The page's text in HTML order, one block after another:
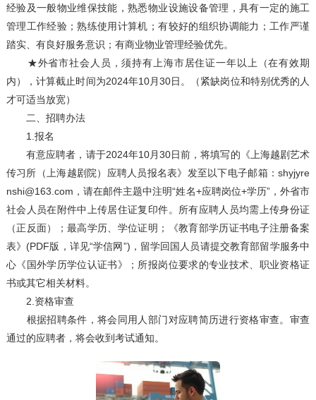
经验及一般物业维保技能，熟悉物业设施设备管理，具有一定的施工
管理工作经验；熟练使用计算机；有较好的组织协调能力；工作严谨
踏实、有良好服务意识；有商业物业管理经验优先。
★外省市社会人员，须持有上海市居住证一年以上（在有效期
内），计算截止时间为2024年10月30日。（紧缺岗位和特别优秀的人
才可适当放宽）
二、招聘办法
1.报名
有意应聘者，请于2024年10月30日前，将填写的《上海越剧艺术
传习所（上海越剧院）应聘人员报名表》发至以下电子邮箱：shyjyre
nshi@163.com，请在邮件主题中注明“姓名+应聘岗位+学历”，外省市
社会人员在附件中上传居住证复印件。所有应聘人员均需上传身份证
（正反面）；最高学历、学位证明；《教育部学历证书电子注册备案
表》(PDF版，详见“学信网”)，留学回国人员请提交教育部留学服务中
心《国外学历学位认证书》；所报岗位要求的专业技术、职业资格证
书或其它相关材料。
2.资格审查
根据招聘条件，将会同用人部门对应聘简历进行资格审查。审查
通过的应聘者，将会收到考试通知。